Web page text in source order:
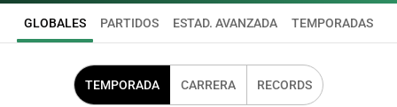
GLOBALES PARTIDOS ESTAD. AVANZADA TEMPORADAS
TEMPORADA CARRERA RECORDS